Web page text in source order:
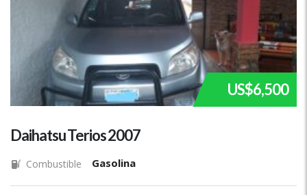
US$6,500
Daihatsu Terios 2007
Combustible Gasolina